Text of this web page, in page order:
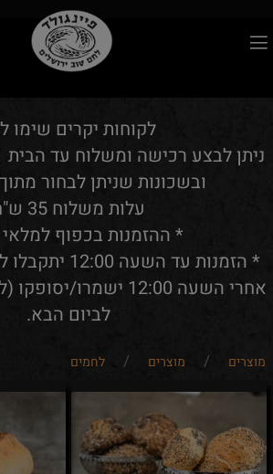
לקוחות יקרים שימו
ניתן לבצע רכישה ומשלוח עד הבית
ובשכונות שניתן לבחור
עלות משלוח 35 ש"ח
* ההזמנות בכפוף
* הזמנות עד
אחרי השעה 12:00
לביום הבא.
מוצרים / מוצרים / לחמים